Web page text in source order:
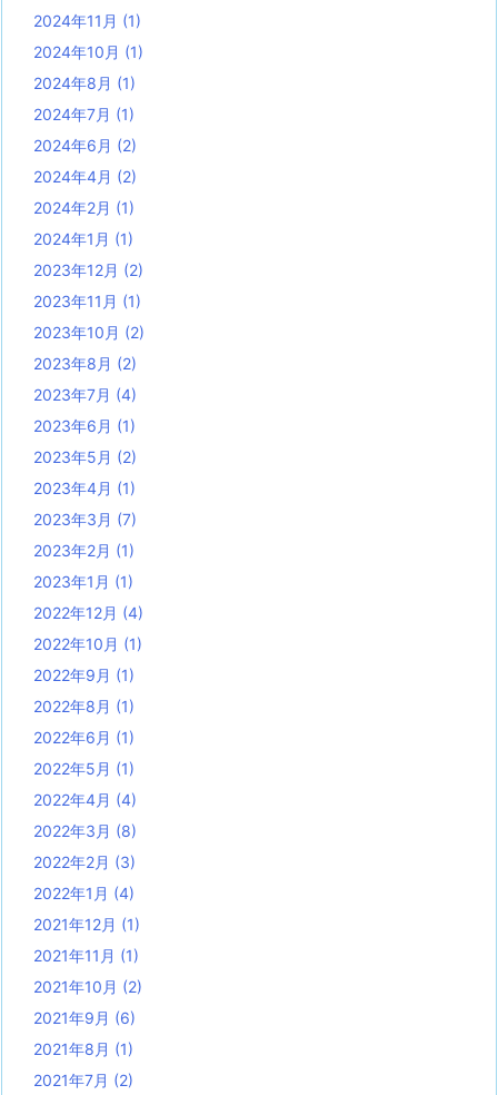
2024年11月 (1)
2024年10月 (1)
2024年8月 (1)
2024年7月 (1)
2024年6月 (2)
2024年4月 (2)
2024年2月 (1)
2024年1月 (1)
2023年12月 (2)
2023年11月 (1)
2023年10月 (2)
2023年8月 (2)
2023年7月 (4)
2023年6月 (1)
2023年5月 (2)
2023年4月 (1)
2023年3月 (7)
2023年2月 (1)
2023年1月 (1)
2022年12月 (4)
2022年10月 (1)
2022年9月 (1)
2022年8月 (1)
2022年6月 (1)
2022年5月 (1)
2022年4月 (4)
2022年3月 (8)
2022年2月 (3)
2022年1月 (4)
2021年12月 (1)
2021年11月 (1)
2021年10月 (2)
2021年9月 (6)
2021年8月 (1)
2021年7月 (2)